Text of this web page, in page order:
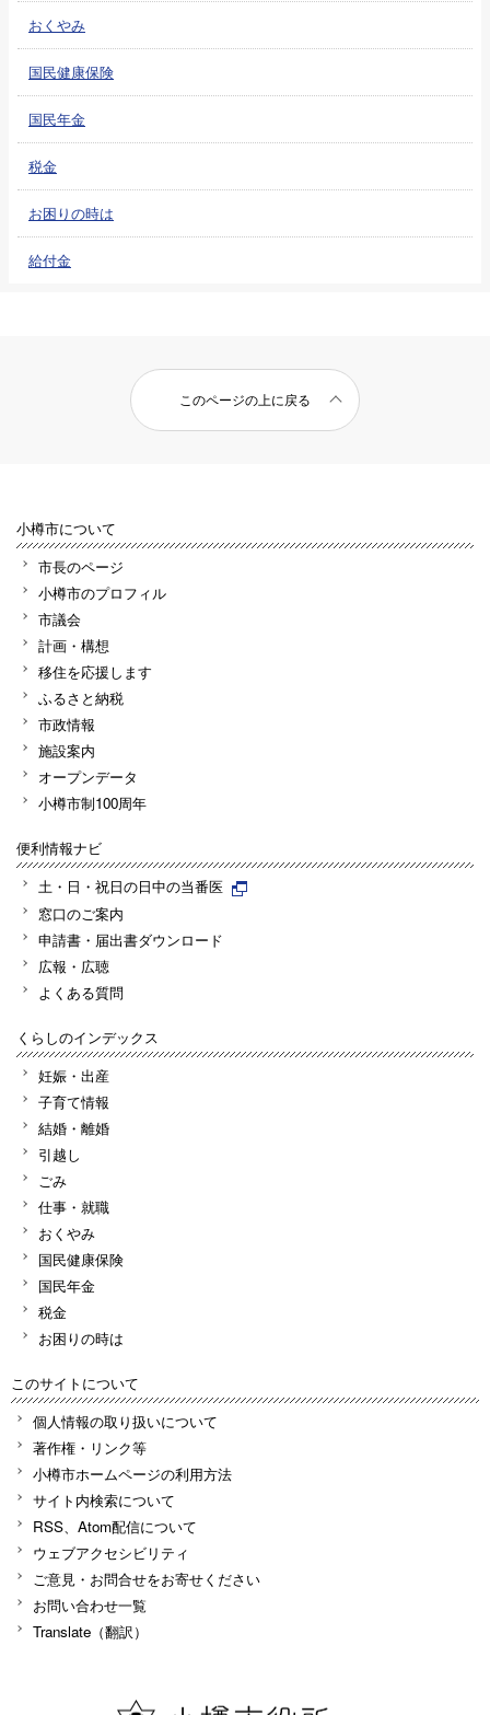
おくやみ
国民健康保険
国民年金
税金
お困りの時は
給付金
このページの上に戻る
小樽市について
市長のページ
小樽市のプロフィル
市議会
計画・構想
移住を応援します
ふるさと納税
市政情報
施設案内
オープンデータ
小樽市制100周年
便利情報ナビ
土・日・祝日の日中の当番医
窓口のご案内
申請書・届出書ダウンロード
広報・広聴
よくある質問
くらしのインデックス
妊娠・出産
子育て情報
結婚・離婚
引越し
ごみ
仕事・就職
おくやみ
国民健康保険
国民年金
税金
お困りの時は
このサイトについて
個人情報の取り扱いについて
著作権・リンク等
小樽市ホームページの利用方法
サイト内検索について
RSS、Atom配信について
ウェブアクセシビリティ
ご意見・お問合せをお寄せください
お問い合わせ一覧
Translate（翻訳）